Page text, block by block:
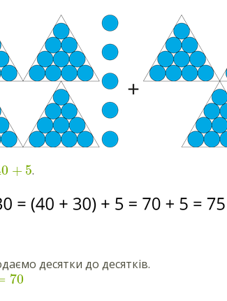
+ 5.
десятки до десятків.
70